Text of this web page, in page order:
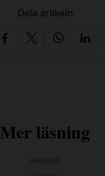
Dela artikeln
Mer läsning